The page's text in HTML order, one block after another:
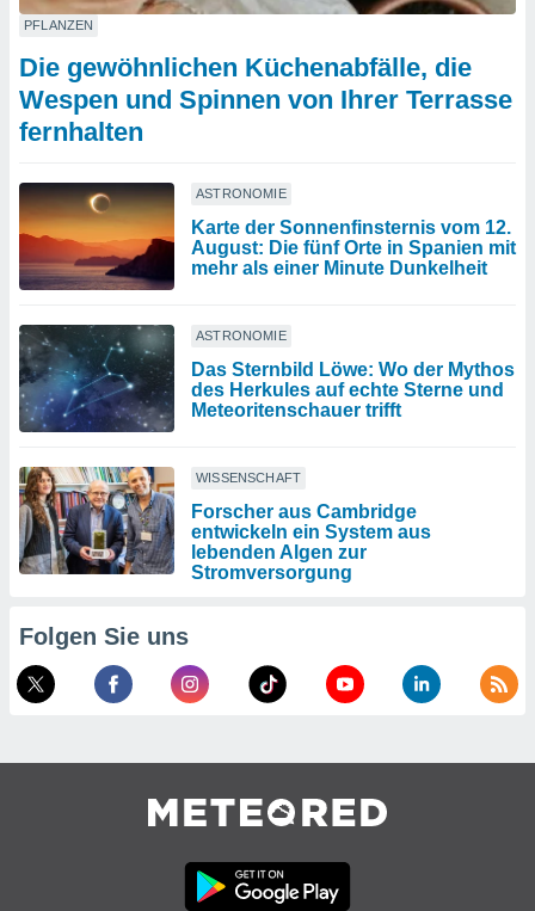
PFLANZEN
Die gewöhnlichen Küchenabfälle, die
Wespen und Spinnen von Ihrer Terrasse
fernhalten
ASTRONOMIE
Karte der Sonnenfinsternis vom 12.
August: Die fünf Orte in Spanien mit
mehr als einer Minute Dunkelheit
ASTRONOMIE
Das Sternbild Löwe: Wo der Mythos
des Herkules auf echte Sterne und
Meteoritenschauer trifft
WISSENSCHAFT
Forscher aus Cambridge
entwickeln ein System aus
lebenden Algen zur
Stromversorgung
Folgen Sie uns